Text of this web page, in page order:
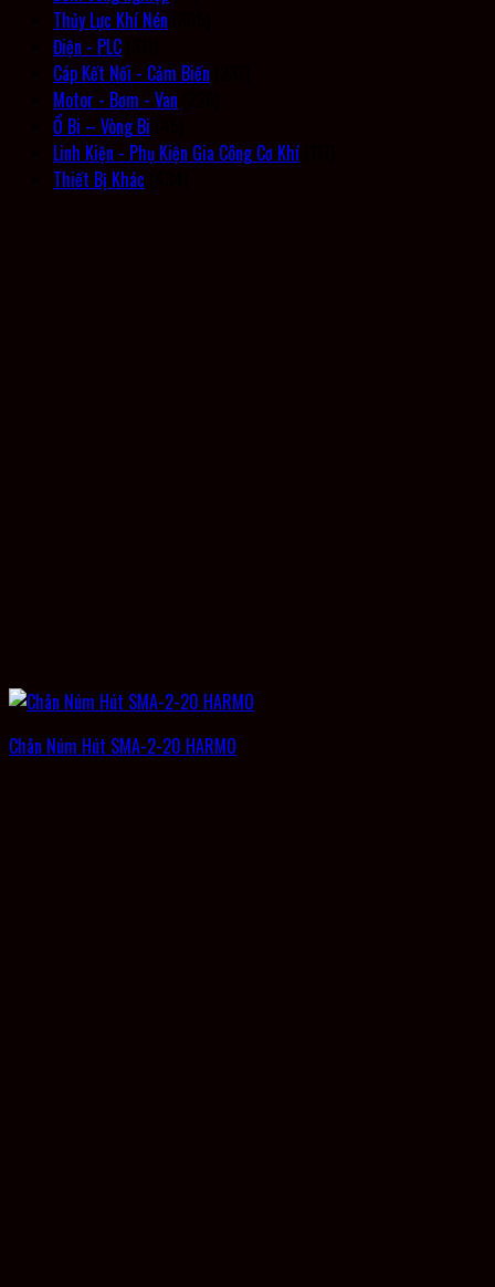
Thủy Lực Khí Nén
Điện - PLC
Cáp Kết Nối - Cảm Biến
Motor - Bơm - Van
Ổ Bi – Vòng Bi
Linh Kiện - Phụ Kiện Gia Công Cơ Khí
Thiết Bị Khác
Chân Núm Hút SMA-2-20 HARMO